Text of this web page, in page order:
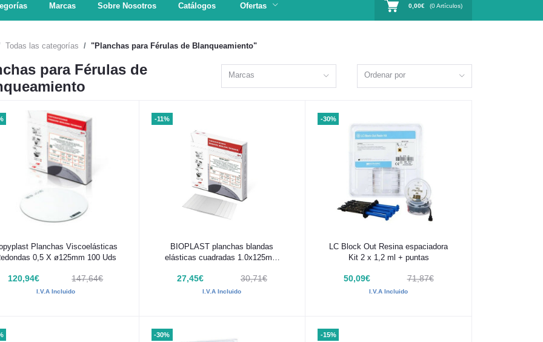
Marcas Sobre Nosotros Catálogos Ofertas 0,00€ (0Artículos)
Todas las categorías "Planchas para Férulas de Blanqueamiento"
para Férulas de
Marcas Ordenar por
Añadir al carrito
Planchas Viscoelásticas
0,5 X ø125mm 100 Uds
120,94€ 147,64€
I.V.A Incluido
-11%
Añadir al carrito
BIOPLAST planchas blandas
elásticas cuadradas 1.0x125mm
27,45€ 30,71€
I.V.A Incluido
-30%
Añadir al carrito
LC Block Out Resina espaciadora
Kit 2 x 1,2 ml + puntas
50,09€ 71,87€
I.V.A Incluido
-30% -15%